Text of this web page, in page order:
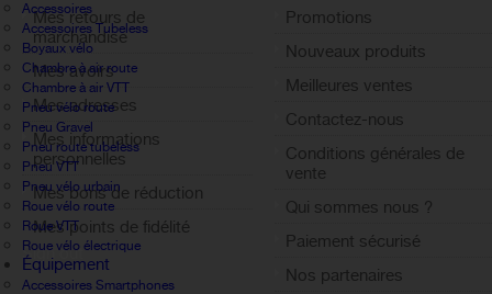
Accessoires
Accessoires Tubeless
Boyaux vélo
Chambre à air route
Chambre à air VTT
Pneu vélo route
Pneu Gravel
Pneu route tubeless
Pneu VTT
Pneu vélo urbain
Roue vélo route
Roue VTT
Roue vélo électrique
Équipement
Accessoires Smartphones
Mes retours de
marchandise
Mes avoirs
Mes adresses
Mes informations
personnelles
Mes bons de réduction
Mes points de fidélité
Sign out
Promotions
Nouveaux produits
Meilleures ventes
Contactez-nous
Conditions générales de
vente
Qui sommes nous ?
Paiement sécurisé
Nos partenaires